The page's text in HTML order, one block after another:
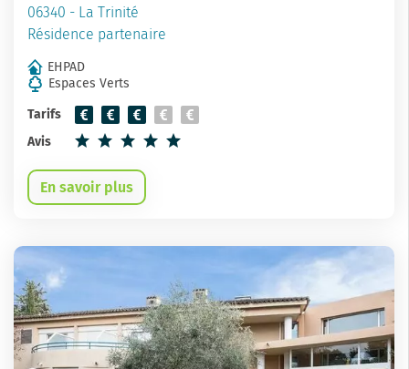
06340 - La Trinité
Résidence partenaire
EHPAD
Espaces Verts
Tarifs
Avis
En savoir plus